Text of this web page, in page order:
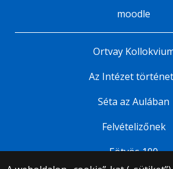
moodle
Ortvay
Az Intézet
Séta az Aulában
Felvételizőnek
Eötvös 100